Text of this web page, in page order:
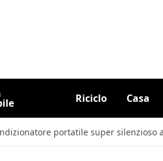
Riciclo Casa
portatile super silenzioso